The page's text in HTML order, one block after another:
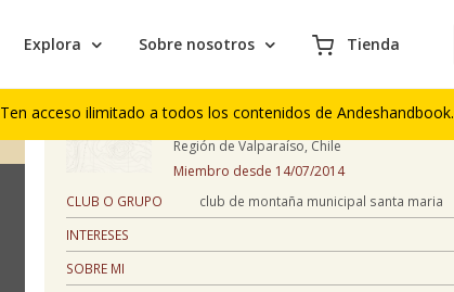
Explora Sobre nosotros Tienda
Ten acceso ilimitado a todos los contenidos de Andeshandbook.
PERFIL
42 años
Región de Valparaíso, Chile
Miembro desde 14/07/2014
CLUB O GRUPO
club de montaña municipal santa maria
INTERESES
SOBRE MI